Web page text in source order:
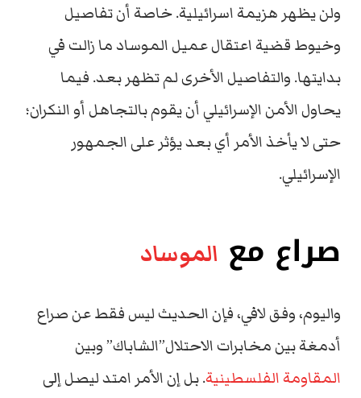
ولن يظهر هزيمة اسرائيلية. خاصة أن تفاصيل
وخيوط قضية اعتقال عميل الموساد ما زالت في
بدايتها. والتفاصيل الأخرى لم تظهر بعد. فيما
يحاول الأمن الإسرائيلي أن يقوم بالتجاهل أو النكران؛
حتى لا يأخذ الأمر أي بعد يؤثر على الجمهور
الإسرائيلي.
صراع مع الموساد
واليوم، وفق لافي، فإن الحديث ليس فقط عن صراع
أدمغة بين مخابرات الاحتلال”الشاباك” وبين
المقاومة الفلسطينية. بل إن الأمر امتد ليصل إلى